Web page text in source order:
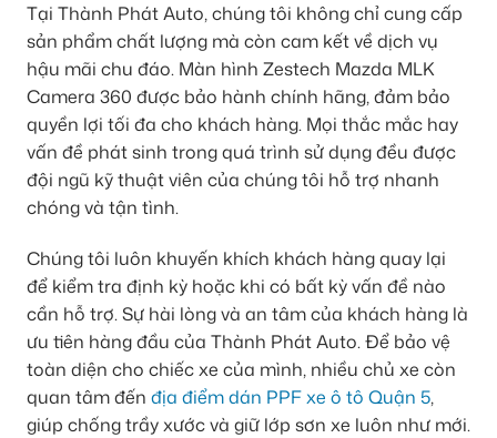
Tại Thành Phát Auto, chúng tôi không chỉ cung cấp
sản phẩm chất lượng mà còn cam kết về dịch vụ
hậu mãi chu đáo. Màn hình Zestech Mazda MLK
Camera 360 được bảo hành chính hãng, đảm bảo
quyền lợi tối đa cho khách hàng. Mọi thắc mắc hay
vấn đề phát sinh trong quá trình sử dụng đều được
đội ngũ kỹ thuật viên của chúng tôi hỗ trợ nhanh
chóng và tận tình.
Chúng tôi luôn khuyến khích khách hàng quay lại
để kiểm tra định kỳ hoặc khi có bất kỳ vấn đề nào
cần hỗ trợ. Sự hài lòng và an tâm của khách hàng là
ưu tiên hàng đầu của Thành Phát Auto. Để bảo vệ
toàn diện cho chiếc xe của mình, nhiều chủ xe còn
quan tâm đến địa điểm dán PPF xe ô tô Quận 5,
giúp chống trầy xước và giữ lớp sơn xe luôn như mới.